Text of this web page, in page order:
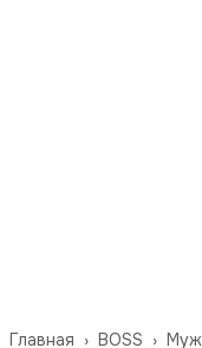
BOSS ›
Главная ›